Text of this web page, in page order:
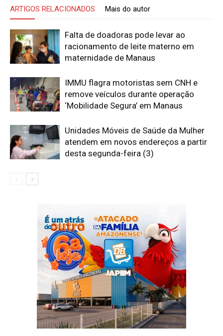
ARTIGOS RELACIONADOS Mais do autor
Falta de doadoras pode levar ao
racionamento de leite materno em
maternidade de Manaus
IMMU flagra motoristas sem CNH e
remove veículos durante operação
‘Mobilidade Segura’ em Manaus
Unidades Móveis de Saúde da Mulher
atendem em novos endereços a partir
desta segunda-feira (3)